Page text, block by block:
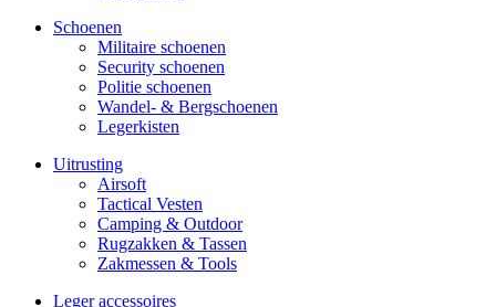
Schoenen
Militaire schoe­nen
Security schoenen
Politie schoenen
Wandel- & Berg­­schoenen
Legerkisten
Uitrusting
Airsoft
Tactical Ves­ten
Camping & Outdoor
Rugzakken & Tassen
Zakmessen & Tools
Leger accessoires